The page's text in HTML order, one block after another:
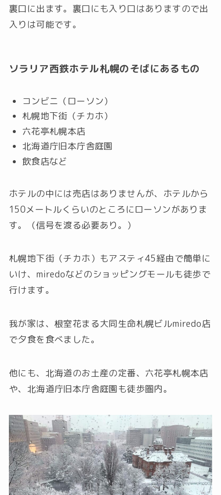
裏口に出ます。裏口にも入り口はありますので出
入りは可能です。
ソラリア西鉄ホテル札幌のそばにあるもの
コンビニ（ローソン）
札幌地下街（チカホ）
六花亭札幌本店
北海道庁旧本庁舎庭園
飲食店など
ホテルの中には売店はありませんが、ホテルから
150メートルくらいのところにローソンがありま
す。（信号を渡る必要あり。）
札幌地下街（チカホ）もアスティ45経由で簡単に
いけ、miredoなどのショッピングモールも徒歩で
行けます。
我が家は、根室花まる大同生命札幌ビルmiredo店
で夕食を食べました。
他にも、北海道のお土産の定番、六花亭札幌本店
や、北海道庁旧本庁舎庭園も徒歩圏内。